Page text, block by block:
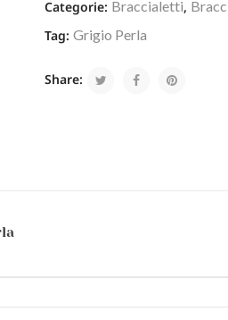
Categorie: Braccialetti,
Tag:Grigio Perla
Share: